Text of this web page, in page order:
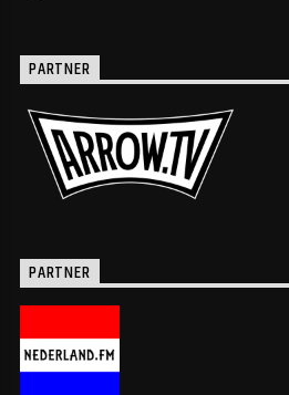
PARTNER
PARTNER